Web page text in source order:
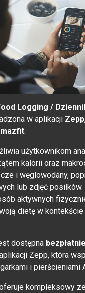
Logging /
w aplikacji Zepp
.
użytkownikom
kalorii oraz
i węglowodany,
lub zdjęć
aktywnych
dietę w
dostępna bezpłatnie
Zepp, która
i pierścieniami
kompleksowy